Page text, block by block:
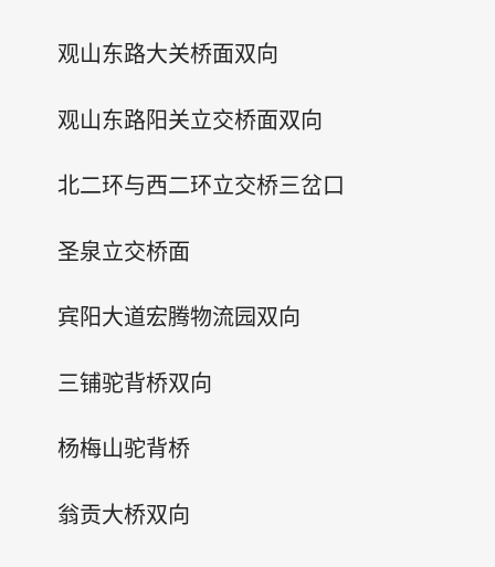
观山东路大关桥面双向
观山东路阳关立交桥面双向
北二环与西二环立交桥三岔口
圣泉立交桥面
宾阳大道宏腾物流园双向
三铺驼背桥双向
杨梅山驼背桥
翁贡大桥双向